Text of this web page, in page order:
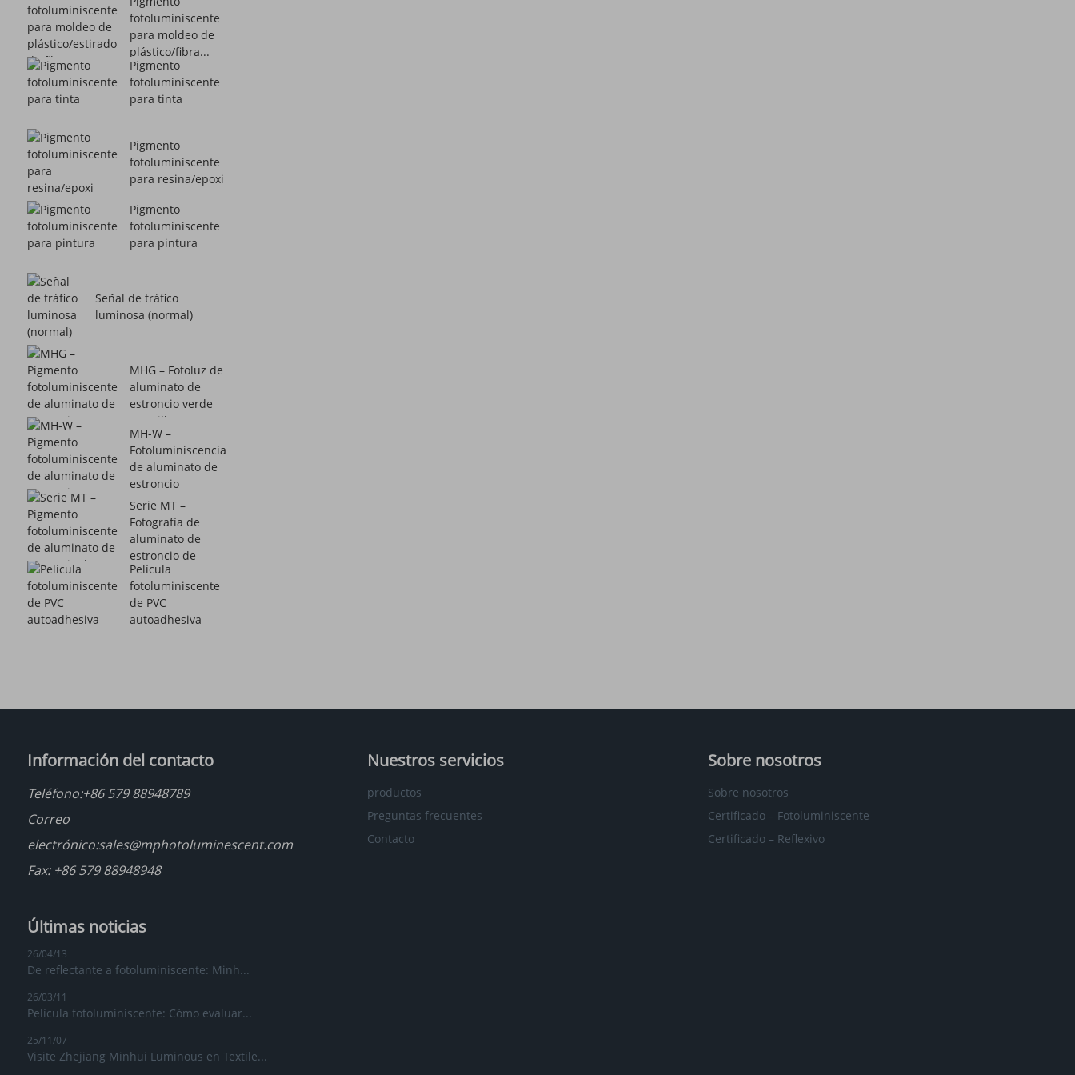
fotoluminiscente
para moldeo de
plástico/fibra...
Pigmento
fotoluminiscente
para tinta
Pigmento
fotoluminiscente
para resina/epoxi
Pigmento
fotoluminiscente
para pintura
Señal de tráfico
luminosa (normal)
MHG – Fotoluz de
aluminato de
estroncio verde
amarillo...
MH-W –
Fotoluminiscencia
de aluminato de
estroncio
resistente al
agua...
Serie MT –
Fotografía de
aluminato de
estroncio de
colores...
Película
fotoluminiscente
de PVC
autoadhesiva
Información del contacto
Teléfono:+86 579 88948789
Correo
electrónico:sales@mphotoluminescent.com
Fax: +86 579 88948948
Nuestros servicios
productos
Preguntas frecuentes
Contacto
Sobre nosotros
Sobre nosotros
Certificado – Fotoluminiscente
Certificado – Reflexivo
Últimas noticias
26/04/13
De reflectante a fotoluminiscente: Minh...
26/03/11
Película fotoluminiscente: Cómo evaluar...
25/11/07
Visite Zhejiang Minhui Luminous en Textile...